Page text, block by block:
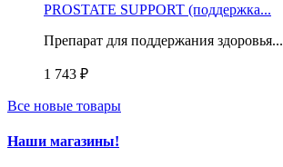
PROSTATE SUPPORT (поддержка...
Препарат для поддержания здоровья...
1 743 ₽
Все новые товары
Наши магазины!